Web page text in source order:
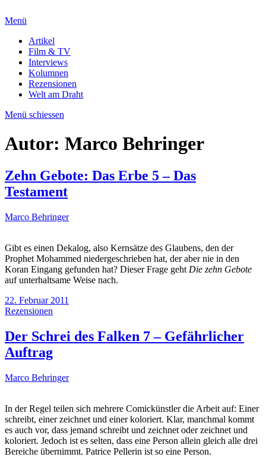
Menü
Artikel
Film & TV
Interviews
Kolumnen
Rezensionen
Welt am Draht
Menü schiessen
Autor: Marco Behringer
Zehn Gebote: Das Erbe 5 – Das
Testament
Marco Behringer
Gibt es einen Dekalog, also Kernsätze des Glaubens, den der
Prophet Mohammed niedergeschrieben hat, der aber nie in den
Koran Eingang gefunden hat? Dieser Frage geht Die zehn Gebote
auf unterhaltsame Weise nach.
22. Februar 2011
Rezensionen
Der Schrei des Falken 7 – Gefährlicher
Auftrag
Marco Behringer
In der Regel teilen sich mehrere Comickünstler die Arbeit auf: Einer
schreibt, einer zeichnet und einer koloriert. Klar, manchmal kommt
es auch vor, dass jemand schreibt und zeichnet oder zeichnet und
koloriert. Jedoch ist es selten, dass eine Person allein gleich alle drei
Bereiche übernimmt. Patrice Pellerin ist so eine Person.